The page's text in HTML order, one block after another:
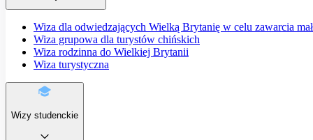
Wiza dla odwiedzających Wielką Brytanię w celu zawarcia
Wiza grupowa dla turystów chińskich
Wiza rodzinna do Wielkiej Brytanii
Wiza turystyczna
Wizy studenckie